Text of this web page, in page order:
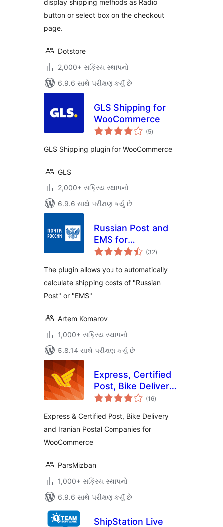
display shipping methods as Radio
button or select box on the checkout
page.
Dotstore
2,000+ સક્રિય સ્થાપનો
6.9.6 સાથે પરીક્ષણ કર્યું છે
GLS Shipping for
WooCommerce
(5કુલ
રેટિંગ્સ
)
GLS Shipping plugin for WooCommerce
GLS
2,000+ સક્રિય સ્થાપનો
6.9.6 સાથે પરીક્ષણ કર્યું છે
Russian Post and
EMS for
WooCommerce
(32કુલ
રેટિંગ્સ
)
The plugin allows you to automatically
calculate shipping costs of "Russian
Post" or "EMS"
Artem Komarov
1,000+ સક્રિય સ્થાપનો
5.8.14 સાથે પરીક્ષણ કર્યું છે
Express, Certified
Post, Bike Delivery
and Iranian Postal
WooCommerce
(16કુલ
રેટિંગ્સ
)
Express & Certified Post, Bike Delivery
and Iranian Postal Companies for
WooCommerce
ParsMizban
1,000+ સક્રિય સ્થાપનો
6.9.6 સાથે પરીક્ષણ કર્યું છે
ShipStation Live